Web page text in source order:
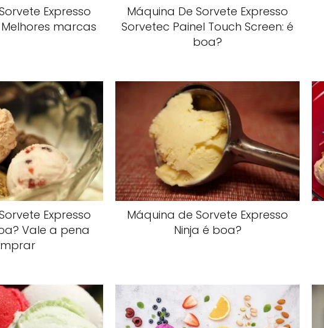
Expresso
marcas
Máquina De Sorvete Expresso
Sorvetec Painel Touch Screen: é
boa?
Expresso
Vale a pena
Máquina de Sorvete Expresso
Ninja é boa?